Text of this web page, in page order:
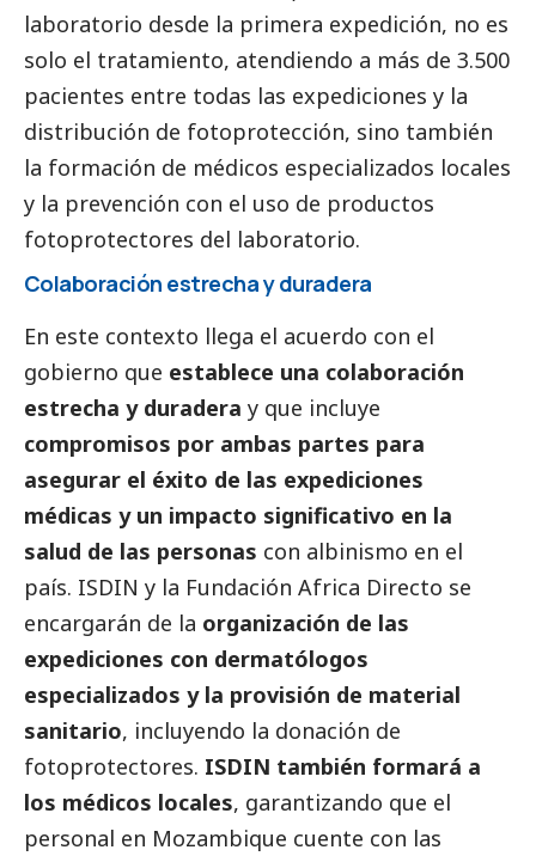
laboratorio desde la primera expedición, no es
solo el tratamiento, atendiendo a más de 3.500
pacientes entre todas las expediciones y la
distribución de fotoprotección, sino también
la formación de médicos especializados locales
y la prevención con el uso de productos
fotoprotectores del laboratorio.
Colaboración estrecha y duradera
En este contexto llega el acuerdo con el
gobierno que establece una colaboración
estrecha y duradera y que incluye
compromisos por ambas partes para
asegurar el éxito de las expediciones
médicas y un impacto significativo en la
salud de las personas con albinismo en el
país. ISDIN y la Fundación Africa Directo se
encargarán de la organización de las
expediciones con dermatólogos
especializados y la provisión de material
sanitario, incluyendo la donación de
fotoprotectores. ISDIN también formará a
los médicos locales, garantizando que el
personal en Mozambique cuente con las